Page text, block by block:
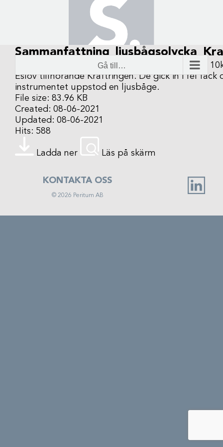
Gå till…
Två montörer i 25-årsåldern skulle mäta på en
Eslöv tillhörande Kraftringen. De gick in i fel fack
instrumentet uppstod en ljusbåge.
File size: 83.96 KB
Created: 08-06-2021
Updated: 08-06-2021
Hits: 588
Ladda ner Läs på skärm
KONTAKTA OSS
© 2026 Peritum AB